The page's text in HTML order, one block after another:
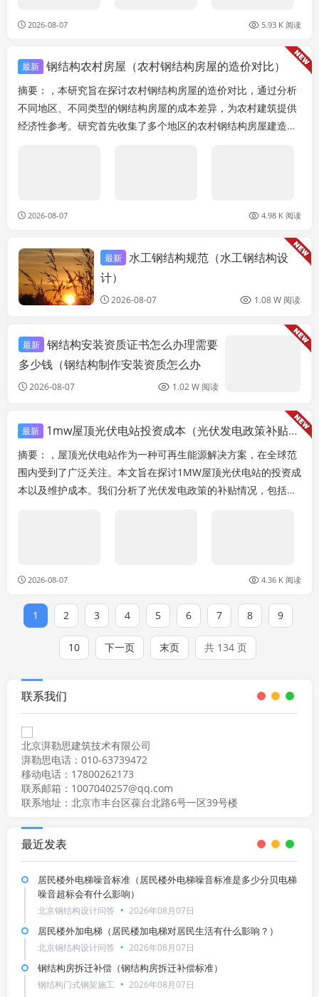
2026-08-07 5.93 K 阅读
最新 钢结构农村房屋（农村钢结构房屋的造价对比）
摘要：，本研究旨在探讨农村钢结构房屋的造价对比，通过分析
不同地区、不同类型的钢结构房屋的成本差异，为农村建筑提供
经济性参考。研究首先收集了多个地区的农村钢结构房屋建造成
2026-08-07 4.98 K 阅读
结构地下室设计
最新 水工钢结构规范（水工钢结构设
计）
2026-08-07 1.08 W 阅读
最新 钢结构安装资质证书怎么办理需要
多少钱（钢结构制作安装资质怎么办
理）2026-08-07 1.02 W 阅读
最新 1mw屋顶光伏电站投资成本（光伏发电政策补贴查询,屋顶光伏电站维护成本）
摘要：，屋顶光伏电站作为一种可再生能源解决方案，在全球范
围内受到了广泛关注。本文旨在探讨1MW屋顶光伏电站的投资成
本以及维护成本。我们分析了光伏发电政策的补贴情况，包括不
2026-08-07 4.36 K 阅读
1 2 3 4 5 6 7 8 9
10 下一页 末页 共 134 页
联系我们
北京湃勒思建筑技术有限公司
湃勒思电话：010-63739472
移动电话：17800262173
联系邮箱：1007040257@qq.com
联系地址：北京市丰台区葆台北路6号一区39号楼
最近发表
居民楼外电梯噪音标准（居民楼外电梯噪音标准是多少分贝电梯
噪音超标会有什么影响）
北京钢结构设计问答 2026年08月07日
居民楼外加电梯（居民楼加电梯对居民生活有什么影响？）
北京钢结构设计问答 2026年08月07日
钢结构房拆迁补偿（钢结构房拆迁补偿标准）
钢结构门式钢架施工 2026年08月07日